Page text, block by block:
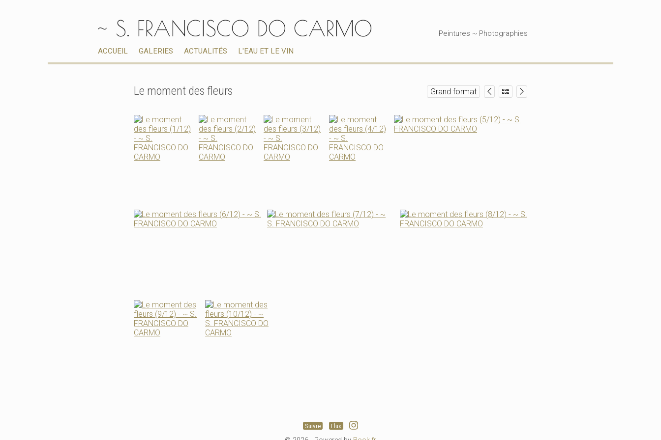
~ S. FRANCISCO DO CARMO
Peintures ~ Photographies
ACCUEIL
GALERIES ACTUALITÉS L'EAU ET LE VIN
Grand format
Le moment des fleurs
Suivre Flux